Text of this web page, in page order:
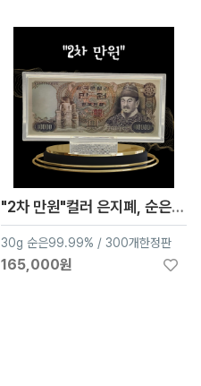
"2차 만원"컬러 은지폐, 순은 99.99% 액자 블리온 실버 30g
30g 순은99.99% / 300개한정판
165,000원